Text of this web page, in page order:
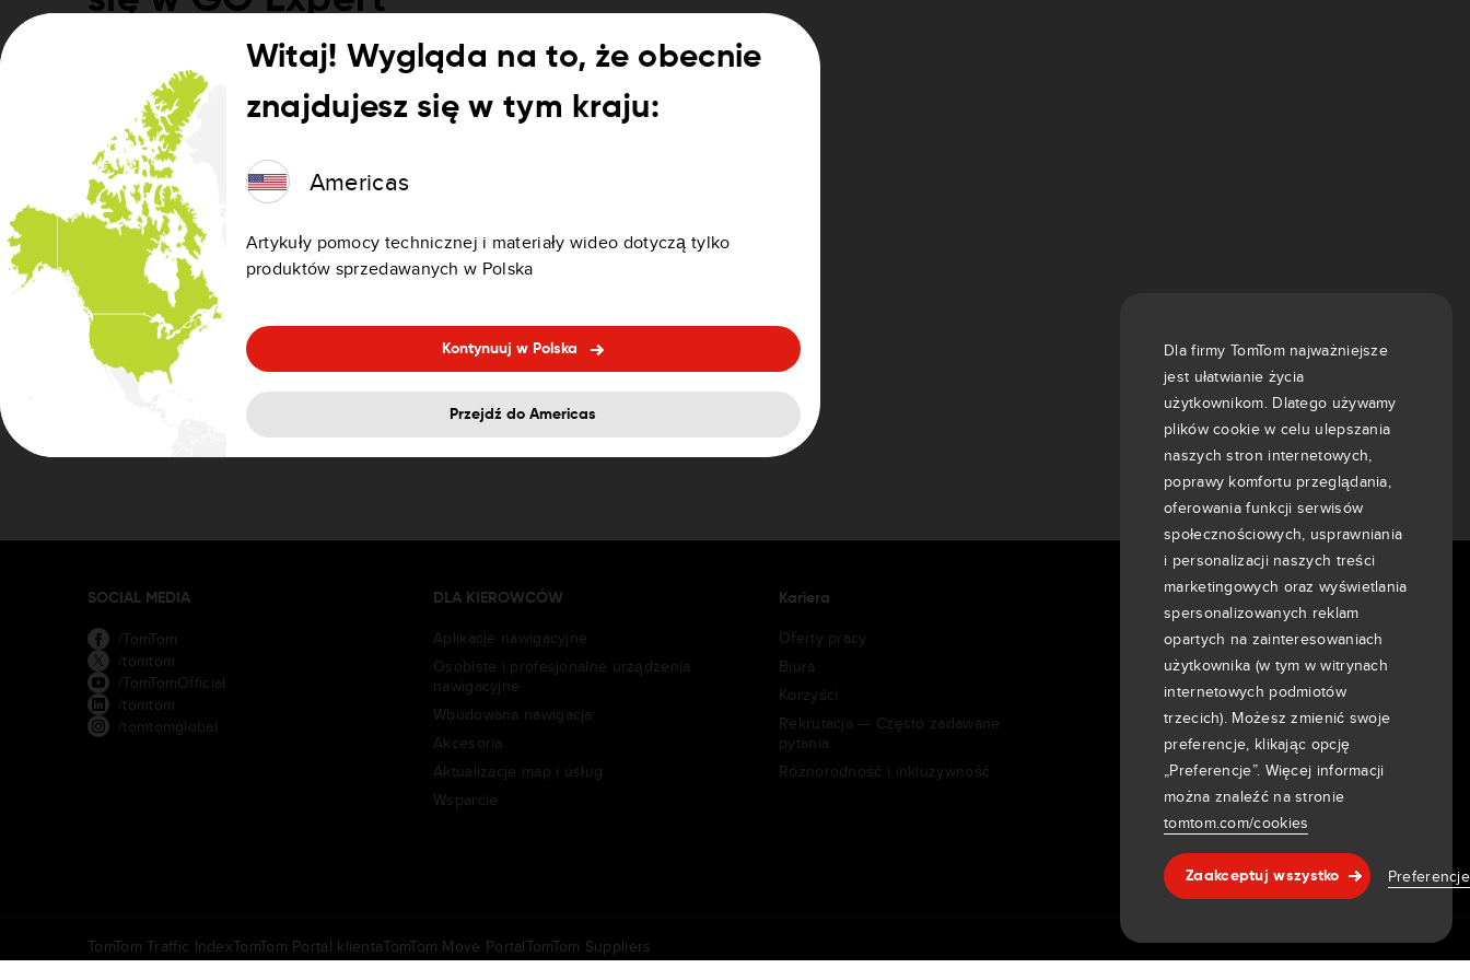
Pomoc & wsparcie
Zmieniamy nazwę aplikacji GO Navigation na GO Expert. Ma to na celu
zapewnienie kierowcom ciężarówek lepszej obsługi dzięki dostosowanym do ich
potrzeb funkcjom premium.
Kierowcy samochodów osobowych mogą nadal korzystać z aplikacji GO Expert.
Aplikacja nadal działa w taki sam sposób jak dotychczas, służąc do nawigacji
samochodowej.
SOCIAL MEDIA
/TomTom
/tomtom
/TomTomOfficial
/tomtom
/tomtomglobal
DLA KIEROWCÓW
Aplikacje nawigacyjne
Osobiste i profesjonalne urządzenia
nawigacyjne
Wbudowana nawigacja
Akcesoria
Aktualizacje map i usług
Wsparcie
Kariera
Oferty pracy
Biura
Korzyści
Rekrutacja — Często zadawane
pytania
Różnorodność i inkluzywność
Klienci
Aktualności
Wydarzenia
Informacje prasowe
Inwestorzy
7th item
Routing
9th item of footer
TomTom Traffic IndexTomTom Portal klientaTomTom Move PortalTomTom Suppliers
Dla firmy TomTom najważniejsze
jest ułatwianie życia
użytkownikom. Dlatego używamy
plików cookie w celu ulepszania
naszych stron internetowych,
poprawy komfortu przeglądania,
oferowania funkcji serwisów
społecznościowych, usprawniania
i personalizacji naszych treści
marketingowych oraz wyświetlania
spersonalizowanych reklam
opartych na zainteresowaniach
użytkownika (w tym w witrynach
internetowych podmiotów
trzecich). Możesz zmienić swoje
preferencje, klikając opcję
„Preferencje”. Więcej informacji
można znaleźć na stronie
tomtom.com/cookies
Zaakceptuj wszystko Preferencje
Witaj! Wygląda na to, że obecnie
znajdujesz się w tym kraju:
Americas
Artykuły pomocy technicznej i materiały wideo dotyczą tylko
produktów sprzedawanych w Polska
Kontynuuj w Polska
Przejdź do Americas